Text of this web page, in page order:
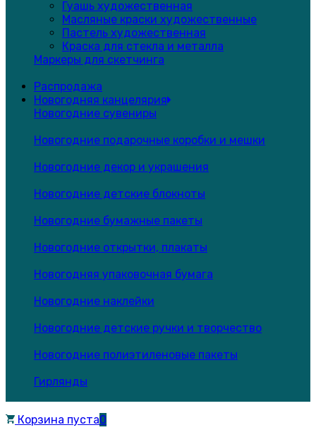
Гуашь художественная
Масляные краски художественные
Пастель художественная
Краска для стекла и металла
Маркеры для скетчинга
Распродажа
Новогодняя канцелярия
Новогодние сувениры
Новогодние подарочные коробки и мешки
Новогодние декор и украшения
Новогодние детские блокноты
Новогодние бумажные пакеты
Новогодние открытки, плакаты
Новогодняя упаковочная бумага
Новогодние наклейки
Новогодние детские ручки и творчество
Новогодние полиэтиленовые пакеты
Гирлянды
Корзина пуста0